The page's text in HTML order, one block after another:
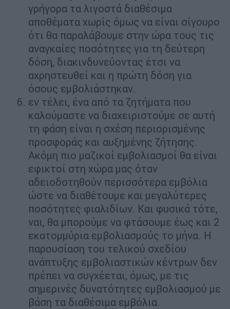
γρήγορα τα λιγοστά διαθέσιμα
αποθέματα χωρίς όμως να είναι σίγουρο
ότι θα παραλάβουμε στην ώρα τους τις
αναγκαίες ποσότητες για τη δεύτερη
δόση, διακινδυνεύοντας έτσι να
αχρηστευθεί και η πρώτη δόση για
όσους εμβολιάστηκαν.
εν τέλει, ένα από τα ζητήματα που
καλούμαστε να διαχειριστούμε σε αυτή
τη φάση είναι η σχέση περιορισμένης
προσφοράς και αυξημένης ζήτησης.
Ακόμη πιο μαζικοί εμβολιασμοί θα είναι
εφικτοί στη χώρα μας όταν
αδειοδοτηθούν περισσότερα εμβόλια
ώστε να διαθέτουμε και μεγαλύτερες
ποσότητες φιαλιδίων. Και φυσικά τότε,
ναι, θα μπορούμε να φτάσουμε έως και 2
εκατομμύρια εμβολιασμούς το μήνα. Η
παρουσίαση του τελικού σχεδίου
ανάπτυξης εμβολιαστικών κέντρων δεν
πρέπει να συγχέεται, όμως, με τις
σημερινές δυνατότητες εμβολιασμού με
βάση τα διαθέσιμα εμβόλια.